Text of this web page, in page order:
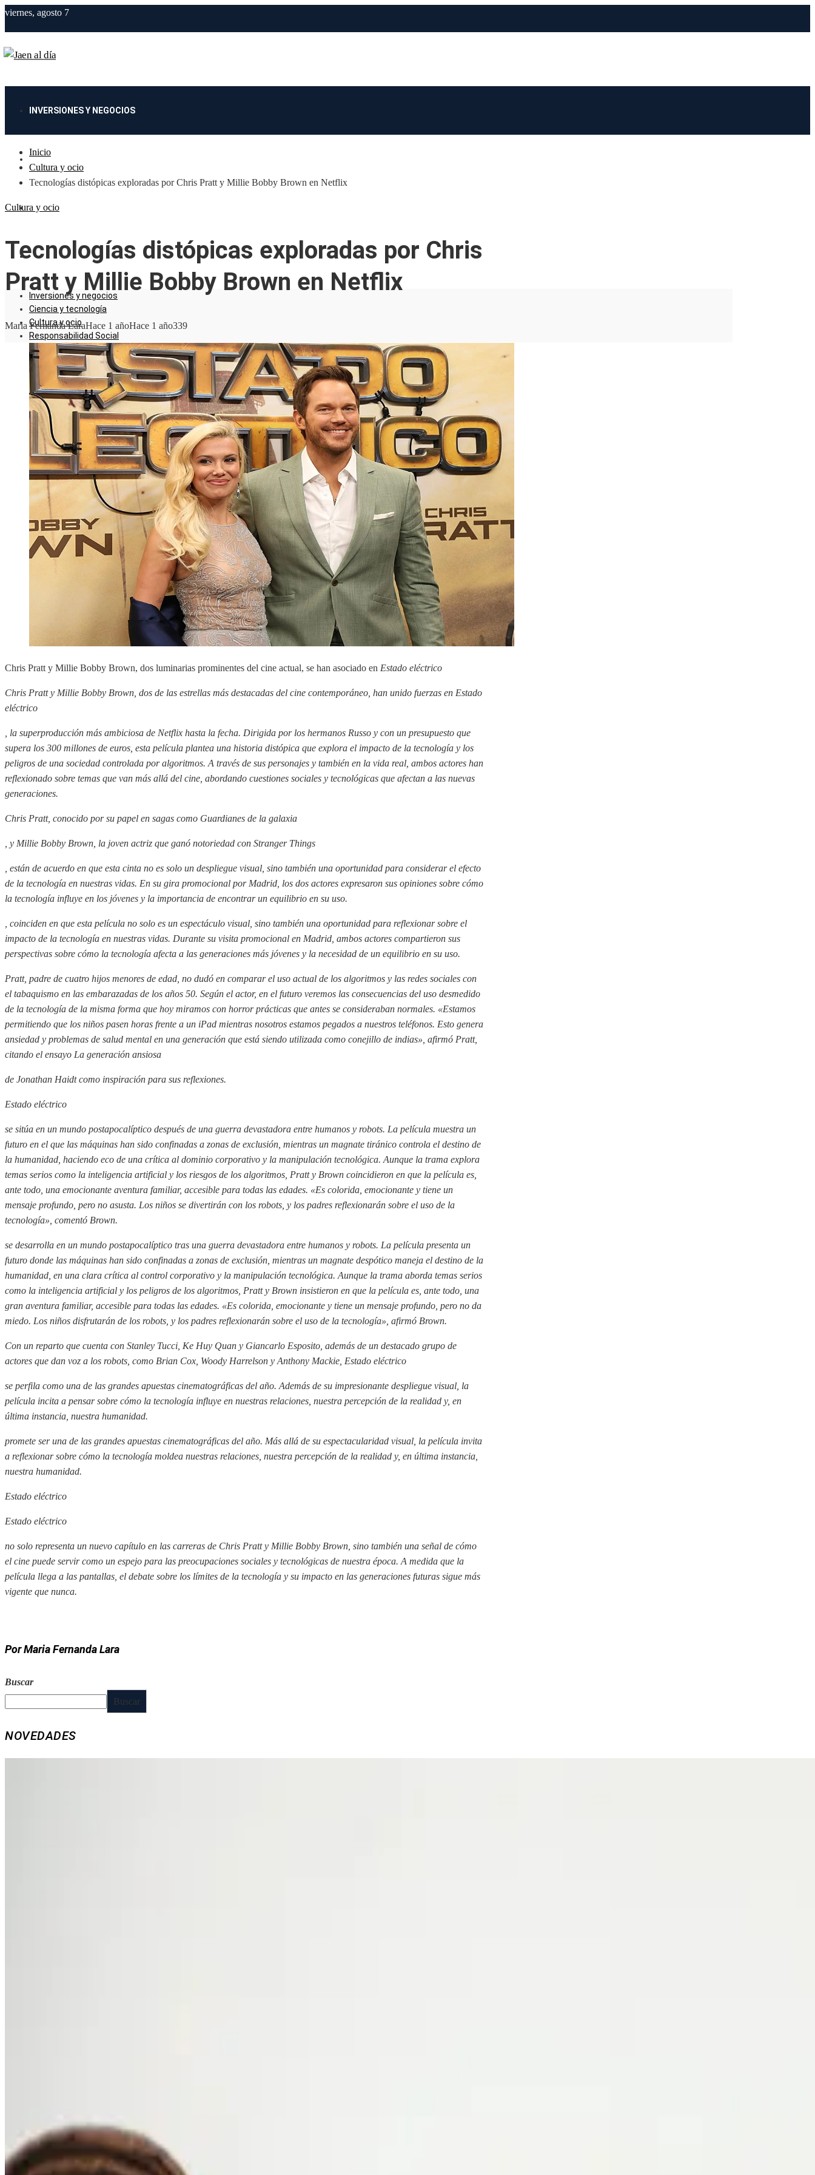
viernes, agosto 7
INVERSIONES Y NEGOCIOS
CIENCIA Y TECNOLOGÍA
CULTURA Y OCIO
RESPONSABILIDAD SOCIAL
Inversiones y negocios
Ciencia y tecnología
Cultura y ocio
Responsabilidad Social
Inicio
Cultura y ocio
Tecnologías distópicas exploradas por Chris Pratt y Millie Bobby Brown en Netflix
Cultura y ocio
Tecnologías distópicas exploradas por Chris
Pratt y Millie Bobby Brown en Netflix
Maria Fernanda LaraHace 1 añoHace 1 año339
Chris Pratt y Millie Bobby Brown, dos luminarias prominentes del cine actual, se han asociado en Estado eléctrico
Chris Pratt y Millie Bobby Brown, dos de las estrellas más destacadas del cine contemporáneo, han unido fuerzas en Estado
eléctrico
, la superproducción más ambiciosa de Netflix hasta la fecha. Dirigida por los hermanos Russo y con un presupuesto que
supera los 300 millones de euros, esta película plantea una historia distópica que explora el impacto de la tecnología y los
peligros de una sociedad controlada por algoritmos. A través de sus personajes y también en la vida real, ambos actores han
reflexionado sobre temas que van más allá del cine, abordando cuestiones sociales y tecnológicas que afectan a las nuevas
generaciones.
Chris Pratt, conocido por su papel en sagas como Guardianes de la galaxia
, y Millie Bobby Brown, la joven actriz que ganó notoriedad con Stranger Things
, están de acuerdo en que esta cinta no es solo un despliegue visual, sino también una oportunidad para considerar el efecto
de la tecnología en nuestras vidas. En su gira promocional por Madrid, los dos actores expresaron sus opiniones sobre cómo
la tecnología influye en los jóvenes y la importancia de encontrar un equilibrio en su uso.
, coinciden en que esta película no solo es un espectáculo visual, sino también una oportunidad para reflexionar sobre el
impacto de la tecnología en nuestras vidas. Durante su visita promocional en Madrid, ambos actores compartieron sus
perspectivas sobre cómo la tecnología afecta a las generaciones más jóvenes y la necesidad de un equilibrio en su uso.
Pratt, padre de cuatro hijos menores de edad, no dudó en comparar el uso actual de los algoritmos y las redes sociales con
el tabaquismo en las embarazadas de los años 50. Según el actor, en el futuro veremos las consecuencias del uso desmedido
de la tecnología de la misma forma que hoy miramos con horror prácticas que antes se consideraban normales. «Estamos
permitiendo que los niños pasen horas frente a un iPad mientras nosotros estamos pegados a nuestros teléfonos. Esto genera
ansiedad y problemas de salud mental en una generación que está siendo utilizada como conejillo de indias», afirmó Pratt,
citando el ensayo La generación ansiosa
de Jonathan Haidt como inspiración para sus reflexiones.
Estado eléctrico
se sitúa en un mundo postapocalíptico después de una guerra devastadora entre humanos y robots. La película muestra un
futuro en el que las máquinas han sido confinadas a zonas de exclusión, mientras un magnate tiránico controla el destino de
la humanidad, haciendo eco de una crítica al dominio corporativo y la manipulación tecnológica. Aunque la trama explora
temas serios como la inteligencia artificial y los riesgos de los algoritmos, Pratt y Brown coincidieron en que la película es,
ante todo, una emocionante aventura familiar, accesible para todas las edades. «Es colorida, emocionante y tiene un
mensaje profundo, pero no asusta. Los niños se divertirán con los robots, y los padres reflexionarán sobre el uso de la
tecnología», comentó Brown.
se desarrolla en un mundo postapocalíptico tras una guerra devastadora entre humanos y robots. La película presenta un
futuro donde las máquinas han sido confinadas a zonas de exclusión, mientras un magnate despótico maneja el destino de la
humanidad, en una clara crítica al control corporativo y la manipulación tecnológica. Aunque la trama aborda temas serios
como la inteligencia artificial y los peligros de los algoritmos, Pratt y Brown insistieron en que la película es, ante todo, una
gran aventura familiar, accesible para todas las edades. «Es colorida, emocionante y tiene un mensaje profundo, pero no da
miedo. Los niños disfrutarán de los robots, y los padres reflexionarán sobre el uso de la tecnología», afirmó Brown.
Con un reparto que cuenta con Stanley Tucci, Ke Huy Quan y Giancarlo Esposito, además de un destacado grupo de
actores que dan voz a los robots, como Brian Cox, Woody Harrelson y Anthony Mackie, Estado eléctrico
se perfila como una de las grandes apuestas cinematográficas del año. Además de su impresionante despliegue visual, la
película incita a pensar sobre cómo la tecnología influye en nuestras relaciones, nuestra percepción de la realidad y, en
última instancia, nuestra humanidad.
promete ser una de las grandes apuestas cinematográficas del año. Más allá de su espectacularidad visual, la película invita
a reflexionar sobre cómo la tecnología moldea nuestras relaciones, nuestra percepción de la realidad y, en última instancia,
nuestra humanidad.
Estado eléctrico
Estado eléctrico
no solo representa un nuevo capítulo en las carreras de Chris Pratt y Millie Bobby Brown, sino también una señal de cómo
el cine puede servir como un espejo para las preocupaciones sociales y tecnológicas de nuestra época. A medida que la
película llega a las pantallas, el debate sobre los límites de la tecnología y su impacto en las generaciones futuras sigue más
vigente que nunca.
Por Maria Fernanda Lara
Buscar
Buscar
NOVEDADES